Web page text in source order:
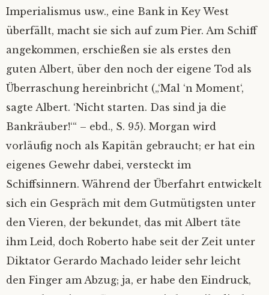
Imperialismus usw., eine Bank in Key West
überfällt, macht sie sich auf zum Pier. Am Schiff
angekommen, erschießen sie als erstes den
guten Albert, über den noch der eigene Tod als
Überraschung hereinbricht („‘Mal ‘n Moment‘,
sagte Albert. ‘Nicht starten. Das sind ja die
Bankräuber!‘“ – ebd., S. 95). Morgan wird
vorläufig noch als Kapitän gebraucht; er hat ein
eigenes Gewehr dabei, versteckt im
Schiffsinnern. Während der Überfahrt entwickelt
sich ein Gespräch mit dem Gutmütigsten unter
den Vieren, der bekundet, das mit Albert täte
ihm Leid, doch Roberto habe seit der Zeit unter
Diktator Gerardo Machado leider sehr leicht
den Finger am Abzug; ja, er habe den Eindruck,